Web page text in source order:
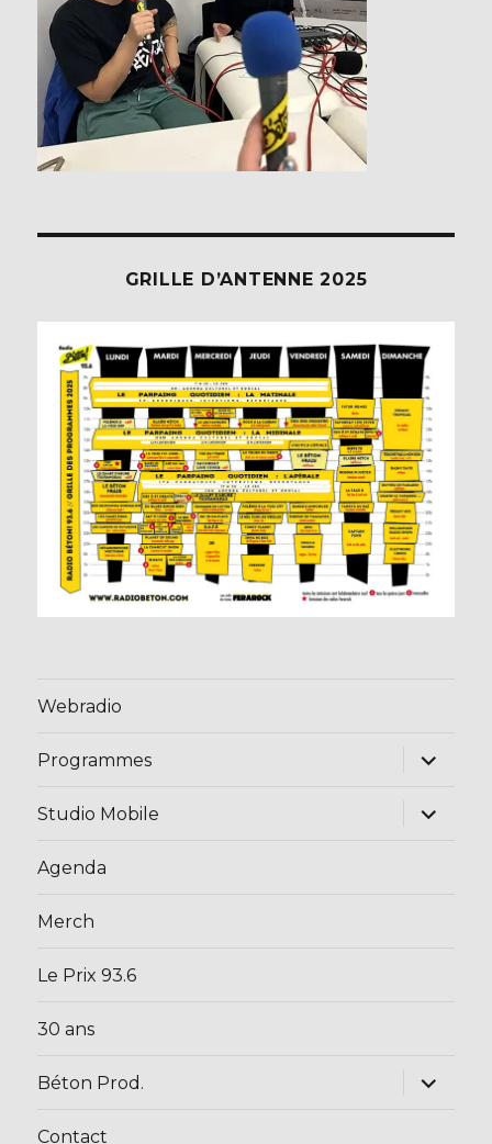
GRILLE D’ANTENNE 2025
Webradio
Programmes
ouvrir
menu
Studio Mobile
ouvrir
Agenda
Merch
Le Prix 93.6
30 ans
Béton Prod.
ouvrir
Contact